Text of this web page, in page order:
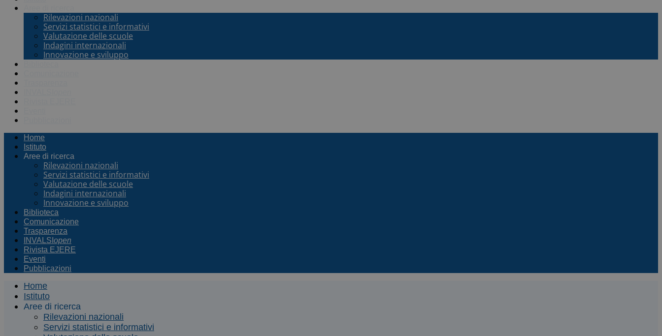
Rilevazioni nazionali
Servizi statistici e informativi
Valutazione delle scuole
Indagini internazionali
Innovazione e sviluppo
Home
Istituto
Aree di ricerca
Rilevazioni nazionali
Servizi statistici e informativi
Valutazione delle scuole
Indagini internazionali
Innovazione e sviluppo
Biblioteca
Comunicazione
Trasparenza
INVALSI open
Rivista EJERE
Eventi
Pubblicazioni
Home
Istituto
Aree di ricerca
Rilevazioni nazionali
Servizi statistici e informativi